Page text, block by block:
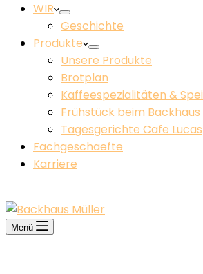
WIR
Geschichte
Produkte
Unsere Produkte
Brotplan
Kaffeespezialitäten &
Frühstück beim Backhaus
Tagesgerichte Cafe Lucas
Fachgeschaefte
Karriere
Menü